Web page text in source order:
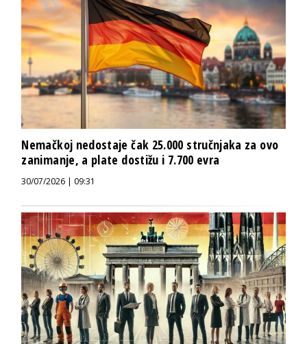
Nemačkoj nedostaje čak 25.000 stručnjaka za ovo
zanimanje, a plate dostižu i 7.700 evra
30/07/2026 | 09:31